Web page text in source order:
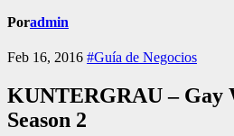
Poradmin
Feb 16, 2016 #Guía de Negocios
KUNTERGRAU – Gay
Season 2